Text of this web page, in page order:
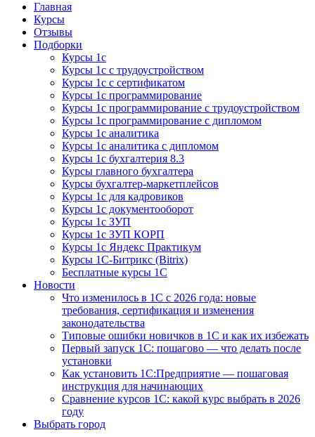
Курсы 1С
Курсы 1С официальная сертификация
Главная
Курсы
Отзывы
Подборки
Курсы 1с
Курсы 1с с трудоустройством
Курсы 1с с сертификатом
Курсы 1с программирование
Курсы 1с программирование с трудоустройством
Курсы 1с программирование с дипломом
Курсы 1с аналитика
Курсы 1с аналитика с дипломом
Курсы 1с бухгалтерия 8.3
Курсы главного бухгалтера
Курсы бухгалтер-маркетплейсов
Курсы 1с для кадровиков
Курсы 1с документооборот
Курсы 1с ЗУП
Курсы 1с ЗУП КОРП
Курсы 1с Яндекс Практикум
Курсы 1С-Битрикс (Bitrix)
Бесплатные курсы 1С
Новости
Что изменилось в 1С с 2026 года: новые
требования, сертификация и изменения
законодательства
Типовые ошибки новичков в 1С и как их избежать
Первый запуск 1С: пошагово — что делать после
установки
Как установить 1С:Предприятие — пошаговая
инструкция для начинающих
Сравнение курсов 1С: какой курс выбрать в 2026
году
Выбрать город